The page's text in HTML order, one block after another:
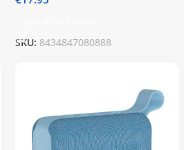
SKU: 8434847080888